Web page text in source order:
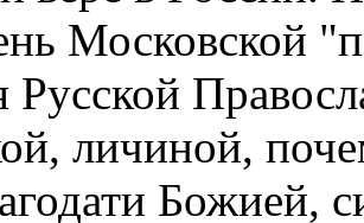
Московской
Русской
личиной,
Божией,